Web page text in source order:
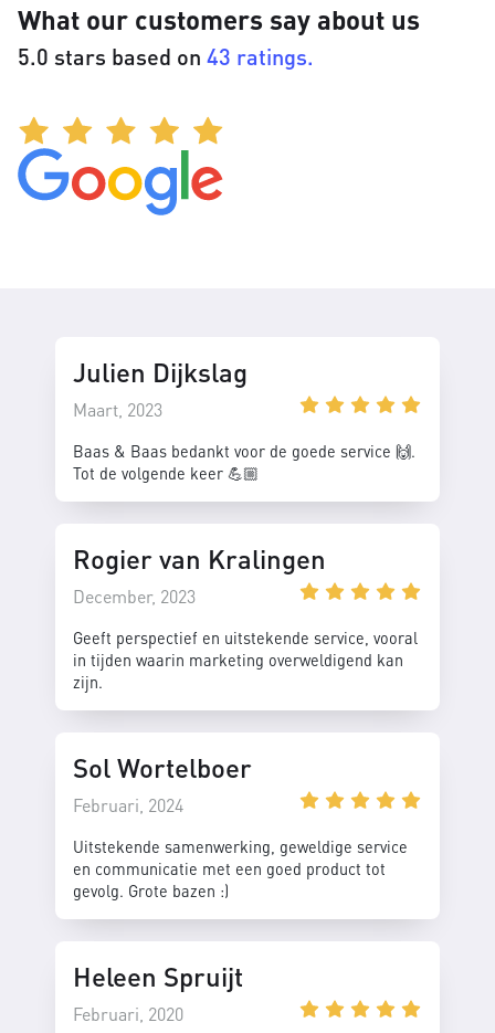
What our customers say about us
5.0 stars based on 43 ratings.
Julien Dijkslag
Maart, 2023
Baas & Baas bedankt voor de goede service 🙌.
Tot de volgende keer 💪🏼
Rogier van Kralingen
December, 2023
Geeft perspectief en uitstekende service, vooral
in tijden waarin marketing overweldigend kan
zijn.
Sol Wortelboer
Februari, 2024
Uitstekende samenwerking, geweldige service
en communicatie met een goed product tot
gevolg. Grote bazen :)
Heleen Spruijt
Februari, 2020